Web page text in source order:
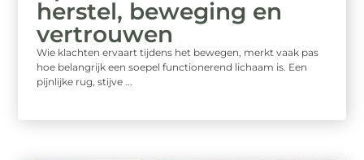
herstel, beweging en
vertrouwen
Wie klachten ervaart tijdens het bewegen, merkt vaak pas
hoe belangrijk een soepel functionerend lichaam is. Een
pijnlijke rug, stijve ...